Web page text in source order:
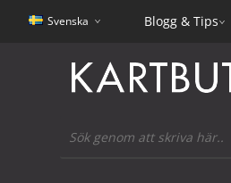
Svenska Blogg & Tips